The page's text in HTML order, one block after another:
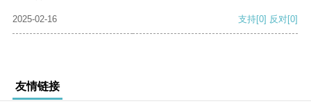
2025-02-16 支持[0] 反对[0]
友情链接